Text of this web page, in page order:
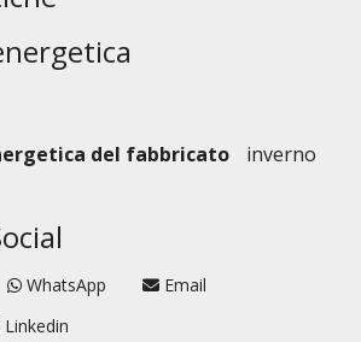
del fabbricato
inverno
WhatsApp
Email
Linkedin